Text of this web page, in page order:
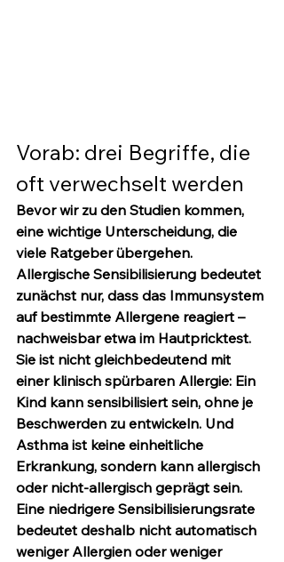
Vorab: drei Begriffe, die
oft verwechselt werden
Bevor wir zu den Studien kommen,
eine wichtige Unterscheidung, die
viele Ratgeber übergehen.
Allergische Sensibilisierung bedeutet
zunächst nur, dass das Immunsystem
auf bestimmte Allergene reagiert –
nachweisbar etwa im Hautpricktest.
Sie ist nicht gleichbedeutend mit
einer klinisch spürbaren Allergie: Ein
Kind kann sensibilisiert sein, ohne je
Beschwerden zu entwickeln. Und
Asthma ist keine einheitliche
Erkrankung, sondern kann allergisch
oder nicht-allergisch geprägt sein.
Eine niedrigere Sensibilisierungsrate
bedeutet deshalb nicht automatisch
weniger Allergien oder weniger